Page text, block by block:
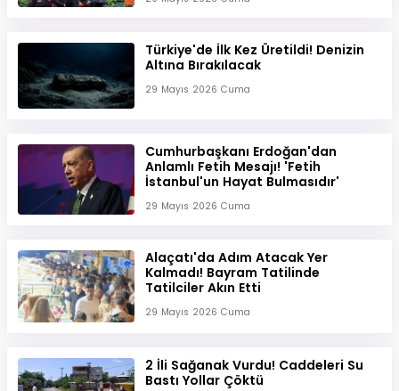
Türkiye'de İlk Kez Üretildi! Denizin
Altına Bırakılacak
29 Mayıs 2026 Cuma
Cumhurbaşkanı Erdoğan'dan
Anlamlı Fetih Mesajı! 'Fetih
İstanbul'un Hayat Bulmasıdır'
29 Mayıs 2026 Cuma
Alaçatı'da Adım Atacak Yer
Kalmadı! Bayram Tatilinde
Tatilciler Akın Etti
29 Mayıs 2026 Cuma
2 İli Sağanak Vurdu! Caddeleri Su
Bastı Yollar Çöktü